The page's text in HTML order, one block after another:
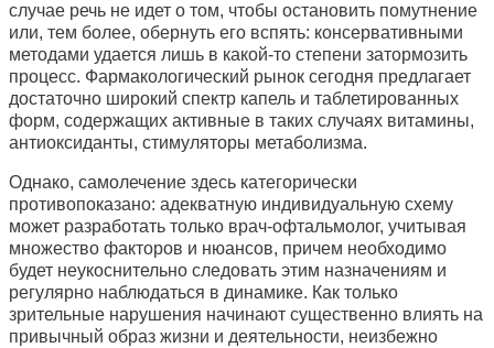
случае речь не идет о том, чтобы остановить помутнение
или, тем более, обернуть его вспять: консервативными
методами удается лишь в какой-то степени затормозить
процесс. Фармакологический рынок сегодня предлагает
достаточно широкий спектр капель и таблетированных
форм, содержащих активные в таких случаях витамины,
антиоксиданты, стимуляторы метаболизма.
Однако, самолечение здесь категорически
противопоказано: адекватную индивидуальную схему
может разработать только врач-офтальмолог, учитывая
множество факторов и нюансов, причем необходимо
будет неукоснительно следовать этим назначениям и
регулярно наблюдаться в динамике. Как только
зрительные нарушения начинают существенно влиять на
привычный образ жизни и деятельности, неизбежно